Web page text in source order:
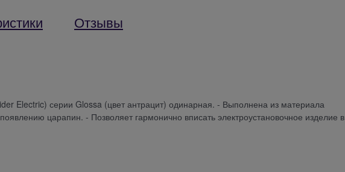
Отзывы
Electric) серии Glossa (цвет антрацит) одинарная. - Выполнена из материала
царапин. - Позволяет гармонично вписать электроустановочное изделие в